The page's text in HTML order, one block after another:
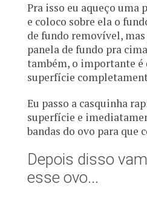
Pra isso eu aqueço uma
e coloco sobre ela o
de fundo removível,
panela de fundo pra
também, o importante é
superfície
Eu passo a casquinha
superfície e
bandas do ovo para que
Depois disso
esse ovo...